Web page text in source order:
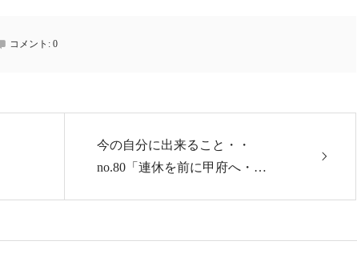
コメント: 0
今の自分に出来ること・・
no.80「連休を前に甲府へ・…